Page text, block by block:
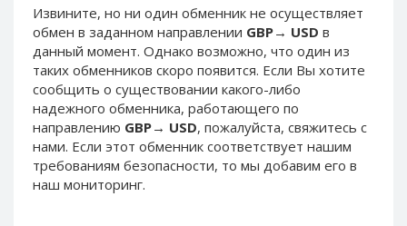
Извините, но ни один обменник не осуществляет
обмен в заданном направлении GBP→ USD в
данный момент. Однако возможно, что один из
таких обменников скоро появится. Если Вы хотите
сообщить о существовании какого-либо
надежного обменника, работающего по
направлению GBP→ USD, пожалуйста, свяжитесь с
нами. Если этот обменник соответствует нашим
требованиям безопасности, то мы добавим его в
наш мониторинг.
PayPal CHF
PayPal MYR
Webmoney WMZ
Webmoney WMR
Webmoney WME
Webmoney WMU
Webmoney WMK
PayPal CHF
PayPal MYR
Webmoney WMZ
Webmoney WMR
Webmoney WME
Webmoney WMU
Webmoney WMK